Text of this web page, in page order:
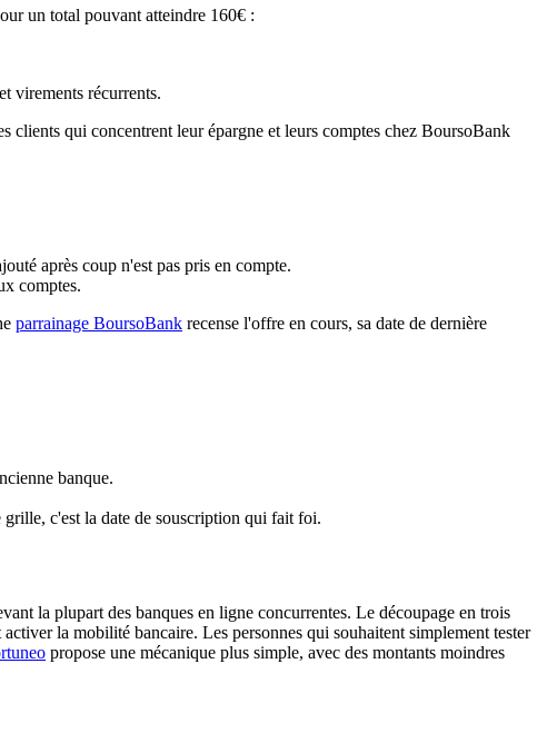
un total pouvant atteindre 160€ :
virements récurrents.
qui concentrent leur épargne et leurs comptes chez BoursoBank
après coup n'est pas pris en compte.
comptes.
parrainage BoursoBank recense l'offre en cours, sa date de dernière
banque.
c'est la date de souscription qui fait foi.
la plupart des banques en ligne concurrentes. Le découpage en trois
la mobilité bancaire. Les personnes qui souhaitent simplement tester
propose une mécanique plus simple, avec des montants moindres